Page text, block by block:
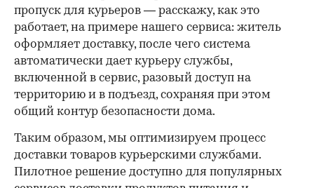
пропуск для курьеров — расскажу, как это
работает, на примере нашего сервиса: житель
оформляет доставку, после чего система
автоматически дает курьеру службы,
включенной в сервис, разовый доступ на
территорию и в подъезд, сохраняя при этом
общий контур безопасности дома.
Таким образом, мы оптимизируем процесс
доставки товаров курьерскими службами.
Пилотное решение доступно для популярных